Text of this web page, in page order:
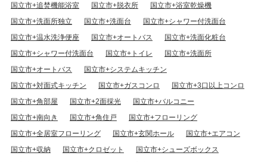
国立市+追焚機能浴室
国立市+脱衣所
国立市+浴室乾燥機
国立市+洗面所独立
国立市+洗面台
国立市+シャワー付洗面台
国立市+温水洗浄便座
国立市+オートバス
国立市+洗面化粧台
国立市+シャワー付洗面台
国立市+トイレ
国立市+洗面所
国立市+オートバス
国立市+システムキッチン
国立市+対面式キッチン
国立市+ガスコンロ
国立市+3口以上コンロ
国立市+角部屋
国立市+2面採光
国立市+バルコニー
国立市+南向き
国立市+角住戸
国立市+フローリング
国立市+全居室フローリング
国立市+玄関ホール
国立市+エアコン
国立市+収納
国立市+クロゼット
国立市+シューズボックス